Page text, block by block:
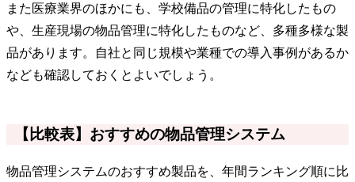
また医療業界のほかにも、学校備品の管理に特化したもの
や、生産現場の物品管理に特化したものなど、多種多様な製
品があります。自社と同じ規模や業種での導入事例があるか
なども確認しておくとよいでしょう。
【比較表】おすすめの物品管理システム
物品管理システムのおすすめ製品を、年間ランキング順に比